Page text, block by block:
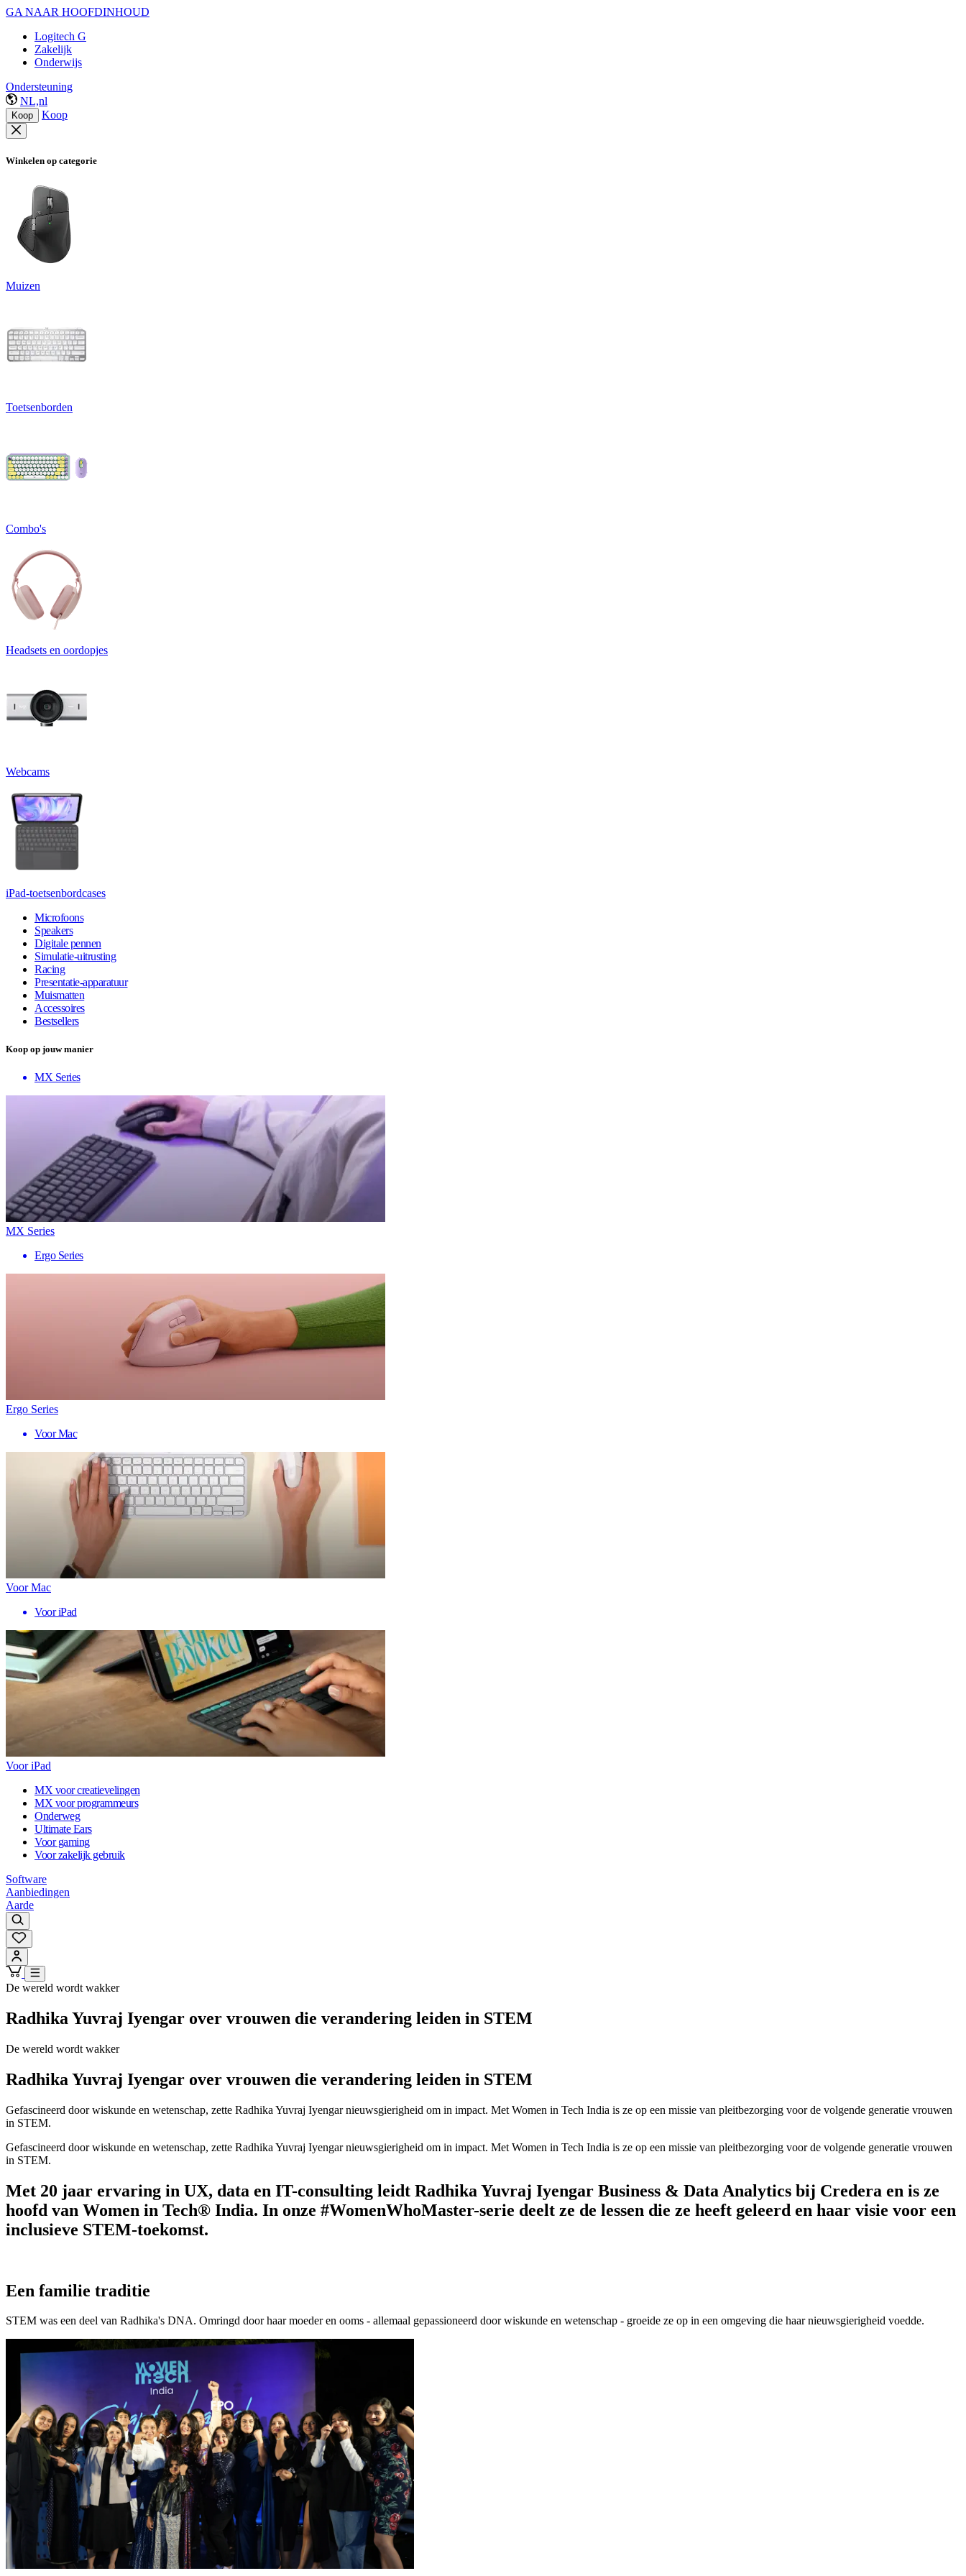
GA NAAR HOOFDINHOUD
Logitech G
Zakelijk
Onderwijs
Ondersteuning
NL,nl
Koop Koop
Winkelen op categorie
Muizen
Toetsenborden
Combo's
Headsets en oordopjes
Webcams
iPad-toetsenbordcases
Microfoons
Speakers
Digitale pennen
Simulatie-uitrusting
Racing
Presentatie-apparatuur
Muismatten
Accessoires
Bestsellers
Koop op jouw manier
MX Series
MX Series
Ergo Series
Ergo Series
Voor Mac
Voor Mac
Voor iPad
Voor iPad
MX voor creatievelingen
MX voor programmeurs
Onderweg
Ultimate Ears
Voor gaming
Voor zakelijk gebruik
Software
Aanbiedingen
Aarde
De wereld wordt wakker
Radhika Yuvraj Iyengar over vrouwen die verandering leiden in STEM
De wereld wordt wakker
Radhika Yuvraj Iyengar over vrouwen die verandering leiden in STEM
Gefascineerd door wiskunde en wetenschap, zette Radhika Yuvraj Iyengar nieuwsgierigheid om in impact. Met Women in Tech India is ze op een missie van pleitbezorging voor de volgende generatie vrouwen
in STEM.
Gefascineerd door wiskunde en wetenschap, zette Radhika Yuvraj Iyengar nieuwsgierigheid om in impact. Met Women in Tech India is ze op een missie van pleitbezorging voor de volgende generatie vrouwen
in STEM.
Met 20 jaar ervaring in UX, data en IT-consulting leidt Radhika Yuvraj Iyengar Business & Data Analytics bij Credera en is ze
hoofd van Women in Tech® India. In onze #WomenWhoMaster-serie deelt ze de lessen die ze heeft geleerd en haar visie voor een
inclusieve STEM-toekomst.
Een familie traditie
STEM was een deel van Radhika's DNA. Omringd door haar moeder en ooms - allemaal gepassioneerd door wiskunde en wetenschap - groeide ze op in een omgeving die haar nieuwsgierigheid voedde.